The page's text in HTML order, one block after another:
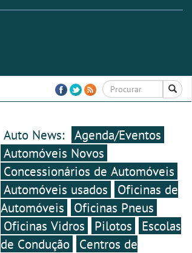
Auto News: Agenda/Eventos
Automóveis Novos
Concessionários de Automóveis
Automóveis usados
Oficinas de
Automóveis
Oficinas Pneus
Oficinas Vidros
Pilotos
Escolas
de Condução
Centros de